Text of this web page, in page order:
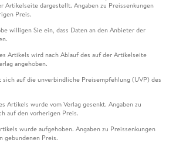
Artikelseite dargestellt. Angaben zu Preissenkungen
Preis.
willigen Sie ein, dass Daten an den Anbieter der
Artikels wird nach Ablauf des auf der Artikelseite
angehoben.
auf die unverbindliche Preisempfehlung (UVP) des
Artikels wurde vom Verlag gesenkt. Angaben zu
auf den vorherigen Preis.
wurde aufgehoben. Angaben zu Preissenkungen
gebundenen Preis.